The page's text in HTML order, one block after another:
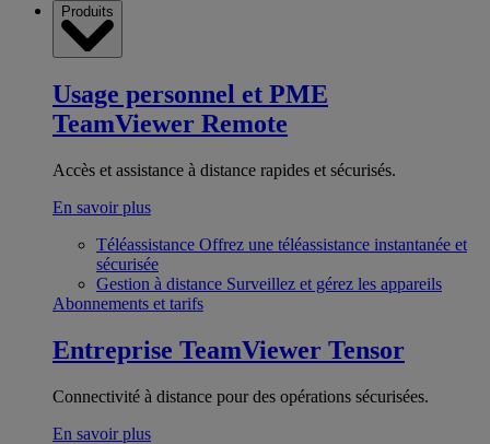
Produits
Usage personnel et PME
TeamViewer Remote
Accès et assistance à distance rapides et sécurisés.
En savoir plus
Téléassistance Offrez une téléassistance instantanée et
sécurisée
Gestion à distance Surveillez et gérez les appareils
Abonnements et tarifs
Entreprise TeamViewer Tensor
Connectivité à distance pour des opérations sécurisées.
En savoir plus